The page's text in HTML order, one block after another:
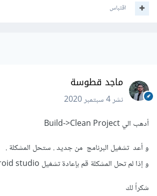
اقتباس
ماجد قطوسة
نشر4 سبتمبر 2020
أدهب الي Build->Clean Project
و أعد تشغيل البرنامج من جديد . ستحل المشكلة .
و إذا لم تحل المشكلة قم بإعادة تشغيل android studio
شكراً لك